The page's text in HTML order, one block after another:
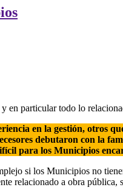
y en particular todo lo
en la gestión,
debutaron con la
para los Municipios
si los Municipios no
relacionado a obra